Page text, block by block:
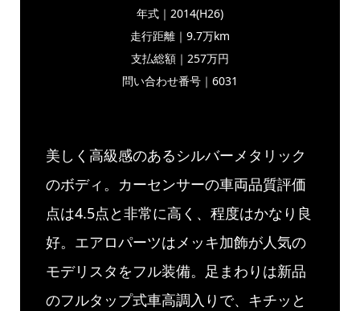
年式｜2014(H26)
走行距離｜9.7万km
支払総額｜257万円
問い合わせ番号｜6031
美しく高級感のあるシルバーメタリック
のボディ。カーセンサーの車両品質評価
点は4.5点と非常に高く、程度はかなり良
好。エアロパーツはメッキ加飾が人気の
モデリスタをフル装備。足まわりは新品
のフルタップ式車高調入りで、キチッと